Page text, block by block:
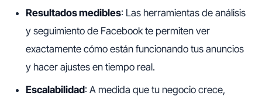
Resultados medibles: Las herramientas de análisis
y seguimiento de Facebook te permiten ver
exactamente cómo están funcionando tus anuncios
y hacer ajustes en tiempo real.
Escalabilidad: A medida que tu negocio crece,